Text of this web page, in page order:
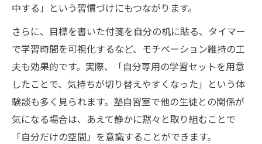
中する」という習慣づけにもつながります。
さらに、目標を書いた付箋を自分の机に貼る、タイマー
で学習時間を可視化するなど、モチベーション維持の工
夫も効果的です。実際、「自分専用の学習セットを用意
したことで、気持ちが切り替えやすくなった」という体
験談も多く見られます。塾自習室で他の生徒との関係が
気になる場合は、あえて静かに黙々と取り組むことで
「自分だけの空間」を意識することができます。